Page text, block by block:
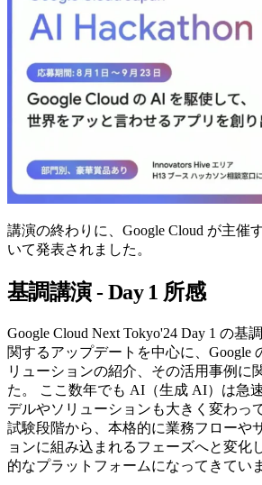
講演の終わりに、Google Cloud が主催
いて発表されました。
基調講演 - Day 1 所感
Google Cloud Next Tokyo'24 Day 1 の基
関するアップデートを中心に、Google
リューションの紹介、その活用事例に
た。 ここ数年でも AI（生成 AI）は急
デルやソリューションも大きく変わっ
試験段階から、本格的に業務フローや
ョンに組み込まれるフェーズへと変化
的なプラットフォームになってきてい